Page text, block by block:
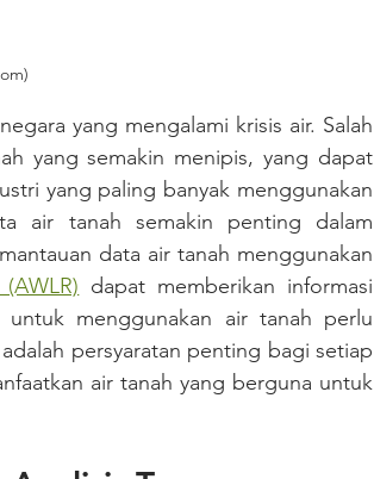
yang semakin menipis, yang dapat
yang paling banyak menggunakan
air tanah semakin penting dalam
data air tanah menggunakan
dapat memberikan informasi
menggunakan air tanah perlu
adalah persyaratan penting bagi setiap
air tanah yang berguna untuk